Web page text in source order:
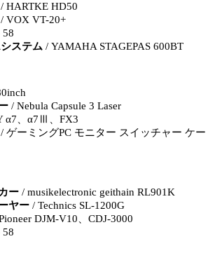
HARTKE HD50
VOX VT-20+
58
ステム / YAMAHA STAGEPAS 600BT
/ Nebula Capsule 3 Laser
α7、α7Ⅲ、FX3
/ ゲーミングPC モニター スイッチャー ケー
ー / musikelectronic geithain RL901K
ヤー / Technics SL-1200G
DJM-V10、CDJ-3000
58